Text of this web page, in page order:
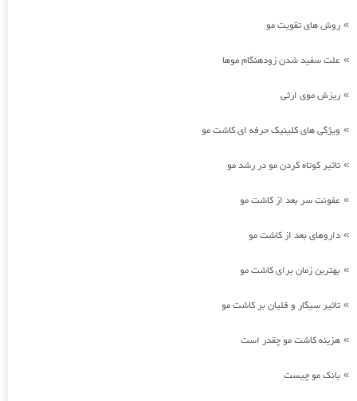
» روش های تقویت مو
» علت سفید شدن زودهنگام موها
» ریزش موی ارثی
» ویژگی های کلینیک حرفه ای کاشت مو
» تاثیر کوتاه کردن مو در رشد مو
» عفونت سر بعد از کاشت مو
» داروهای بعد از کاشت مو
» بهترین زمان برای کاشت مو
» تاثیر سیگار و قلیان بر کاشت مو
» هزینه کاشت مو چقدر است
» بانک مو چیست